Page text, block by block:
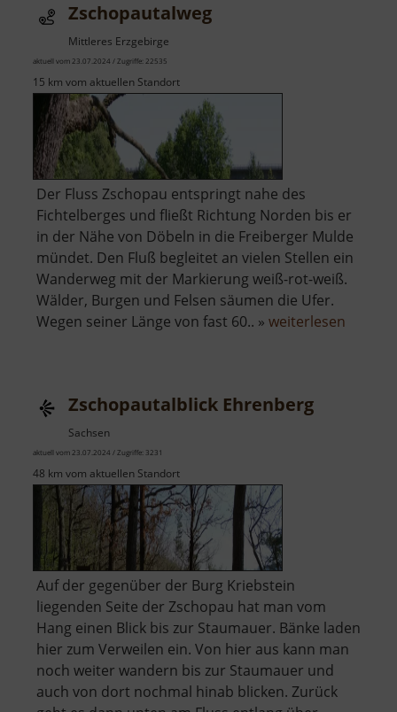
Zschopautalweg
Mittleres Erzgebirge
aktuell vom 23.07.2024 / Zugriffe: 22535
15 km vom aktuellen Standort
Der Fluss Zschopau entspringt nahe des
Fichtelberges und fließt Richtung Norden bis er
in der Nähe von Döbeln in die Freiberger Mulde
mündet. Den Fluß begleitet an vielen Stellen ein
Wanderweg mit der Markierung weiß-rot-weiß.
Wälder, Burgen und Felsen säumen die Ufer.
Wegen seiner Länge von fast 60.. » weiterlesen
Zschopautalblick Ehrenberg
Sachsen
aktuell vom 23.07.2024 / Zugriffe: 3231
48 km vom aktuellen Standort
Auf der gegenüber der Burg Kriebstein
liegenden Seite der Zschopau hat man vom
Hang einen Blick bis zur Staumauer. Bänke laden
hier zum Verweilen ein. Von hier aus kann man
noch weiter wandern bis zur Staumauer und
auch von dort nochmal hinab blicken. Zurück